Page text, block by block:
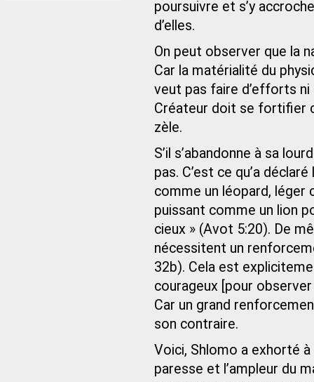
poursuivre et s’y
d’elles.
On peut observer que la
Car la matérialité du
veut pas faire d’efforts
Créateur doit se fortifier
zèle.
S’il s’abandonne à sa
pas. C’est ce qu’a
comme un léopard, léger
puissant comme un lion
cieux » (Avot 5:20). De
nécessitent un
32b). Cela est
courageux [pour
Car un grand
son contraire.
Voici, Shlomo a exhorté
paresse et l’ampleur du